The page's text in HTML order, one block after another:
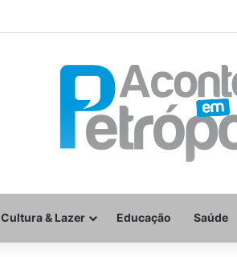
Cultura & Lazer Educação Saúde